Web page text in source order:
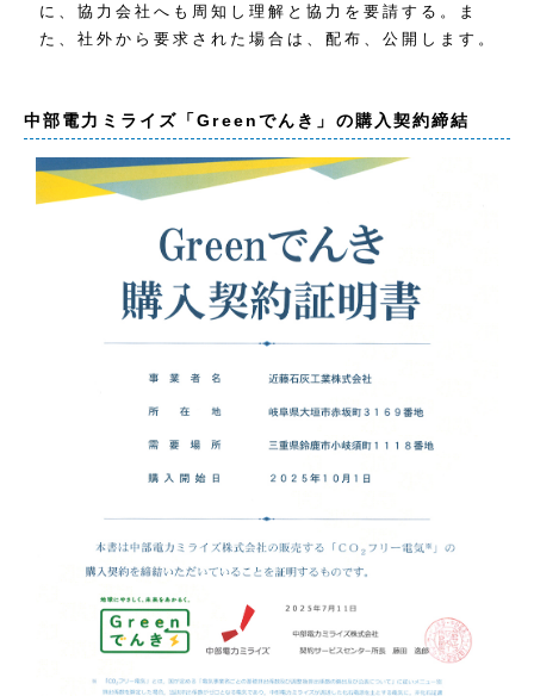
に、協力会社へも周知し理解と協力を要請する。ま
た、社外から要求された場合は、配布、公開します。
中部電力ミライズ「Greenでんき」の購入契約締結